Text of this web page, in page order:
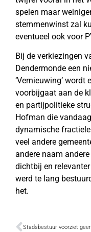
spelen maar
stemmenwinst zal
eventueel ook voor
Bij de verkiezingen
Dendermonde een
‘Vernieuwing’
voorbijgaat aan de
en partijpolitieke
Hofman die
dynamische
veel andere
andere naam
dichtbij en
werd te lang
het.